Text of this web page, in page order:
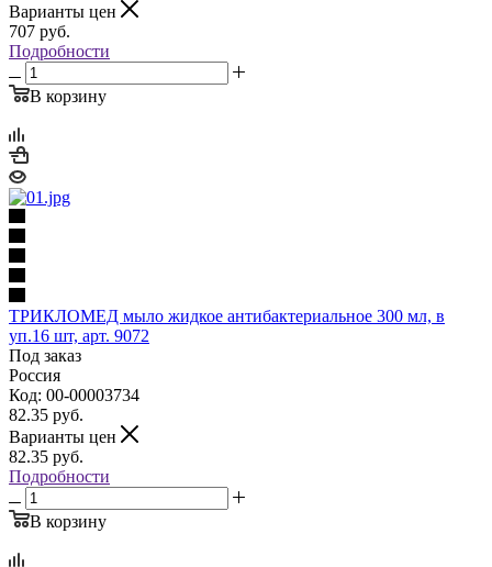
Варианты цен
707 руб.
Подробности
В корзину
ТРИКЛОМЕД мыло жидкое антибактериальное 300 мл, в
уп.16 шт, арт. 9072
Под заказ
Россия
Код: 00-00003734
82.35 руб.
Варианты цен
82.35 руб.
Подробности
В корзину